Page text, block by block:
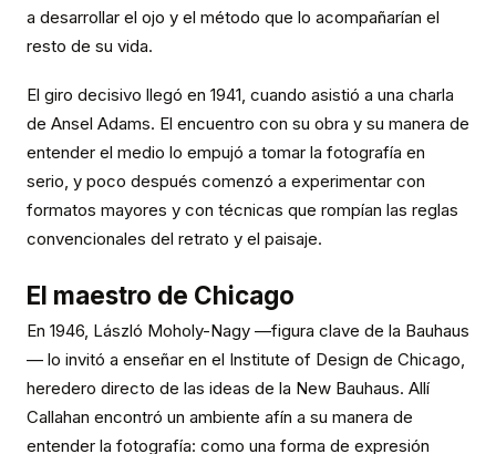
a desarrollar el ojo y el método que lo acompañarían el
resto de su vida.
El giro decisivo llegó en 1941, cuando asistió a una charla
de Ansel Adams. El encuentro con su obra y su manera de
entender el medio lo empujó a tomar la fotografía en
serio, y poco después comenzó a experimentar con
formatos mayores y con técnicas que rompían las reglas
convencionales del retrato y el paisaje.
El maestro de Chicago
En 1946, László Moholy-Nagy —figura clave de la Bauhaus
— lo invitó a enseñar en el Institute of Design de Chicago,
heredero directo de las ideas de la New Bauhaus. Allí
Callahan encontró un ambiente afín a su manera de
entender la fotografía: como una forma de expresión